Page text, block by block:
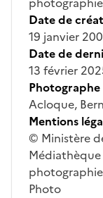
Date de
19 janvier
Date de
13 février
Photographe
Acloque,
Mentions
© Ministère
Photo